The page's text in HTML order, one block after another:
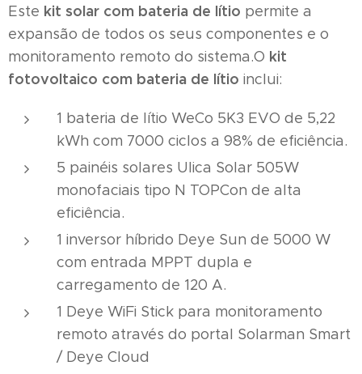
Este kit solar com bateria de lítio permite a
expansão de todos os seus componentes e o
monitoramento remoto do sistema.O kit
fotovoltaico com bateria de lítio inclui:
1 bateria de lítio WeCo 5K3 EVO de 5,22
kWh com 7000 ciclos a 98% de eficiência.
5 painéis solares Ulica Solar 505W
monofaciais tipo N TOPCon de alta
eficiência.
1 inversor híbrido Deye Sun de 5000 W
com entrada MPPT dupla e
carregamento de 120 A.
1 Deye WiFi Stick para monitoramento
remoto através do portal Solarman Smart
/ Deye Cloud